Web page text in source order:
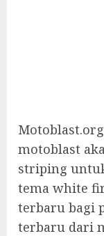
motoblast
striping
tema white
terbaru bagi
terbaru dari